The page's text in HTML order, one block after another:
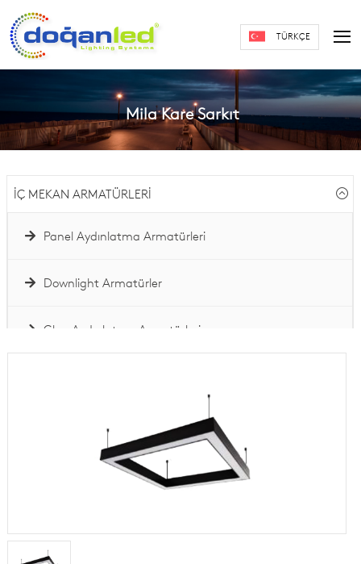
TÜRKÇE
Mila Kare Sarkıt
İÇ MEKAN ARMATÜRLERİ
Panel Aydınlatma Armatürleri
Downlight Armatürler
Glop Aydınlatma Armatürleri
ENDÜSTRİYEL ARMATÜRLER
ALÇAK GERİLİM ÜRÜNLERİ